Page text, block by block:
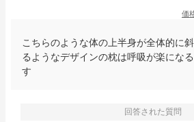
価
こちらのような体の上半身が全体的に
るようなデザインの枕は呼吸が楽にな
す
回答された質問